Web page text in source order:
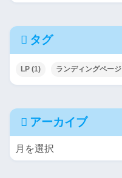
タグ
LP (1) ランディングページ
アーカイブ